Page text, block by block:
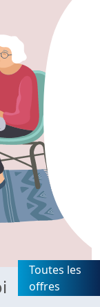
Toutes les
offres